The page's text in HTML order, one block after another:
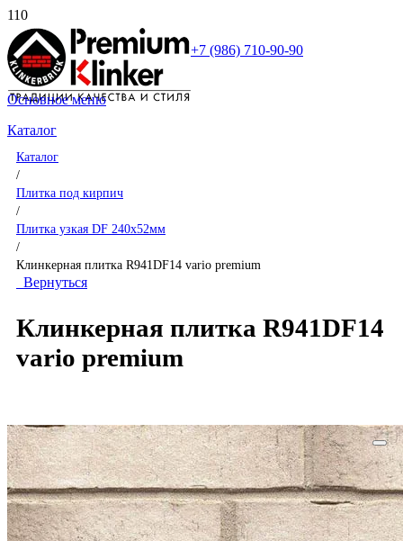
+7 (986) 710-90-90
Основное меню
Каталог
Каталог
/
Плитка под кирпич
/
Плитка узкая DF 240x52мм
/
Клинкерная плитка R941DF14 vario premium
Вернуться
Клинкерная плитка R941DF14
vario premium